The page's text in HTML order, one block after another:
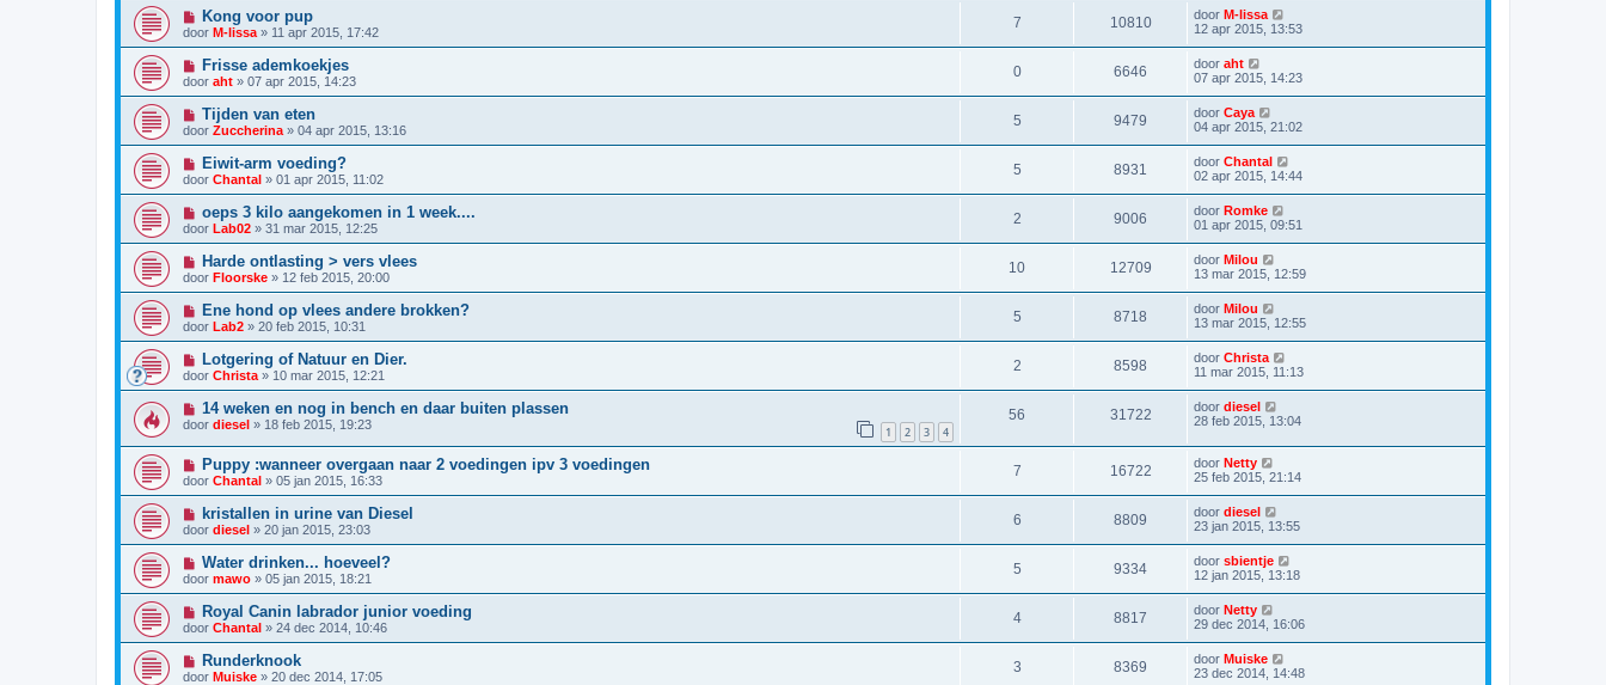
Kong voor pup
door M-lissa » 11 apr 2015, 17:42
7 10810 door M-lissa
12 apr 2015, 13:53
Frisse ademkoekjes
door aht » 07 apr 2015, 14:23
0 6646 door aht
07 apr 2015, 14:23
Tijden van eten
door Zuccherina » 04 apr 2015, 13:16
5 9479 door Caya
04 apr 2015, 21:02
Eiwit-arm voeding?
door Chantal » 01 apr 2015, 11:02
5 8931 door Chantal
02 apr 2015, 14:44
oeps 3 kilo aangekomen in 1 week....
door Lab02 » 31 mar 2015, 12:25
2 9006 door Romke
01 apr 2015, 09:51
Harde ontlasting > vers vlees
door Floorske » 12 feb 2015, 20:00
10 12709 door Milou
13 mar 2015, 12:59
Ene hond op vlees andere brokken?
door Lab2 » 20 feb 2015, 10:31
5 8718 door Milou
13 mar 2015, 12:55
Lotgering of Natuur en Dier.
door Christa » 10 mar 2015, 12:21
2 8598 door Christa
11 mar 2015, 11:13
14 weken en nog in bench en daar buiten plassen
door diesel » 18 feb 2015, 19:23 1 2 3 4
56 31722 door diesel
28 feb 2015, 13:04
Puppy :wanneer overgaan naar 2 voedingen ipv 3 voedingen
door Chantal » 05 jan 2015, 16:33
7 16722 door Netty
25 feb 2015, 21:14
kristallen in urine van Diesel
door diesel » 20 jan 2015, 23:03
6 8809 door diesel
23 jan 2015, 13:55
Water drinken... hoeveel?
door mawo » 05 jan 2015, 18:21
5 9334 door sbientje
12 jan 2015, 13:18
Royal Canin labrador junior voeding
door Chantal » 24 dec 2014, 10:46
4 8817 door Netty
29 dec 2014, 16:06
Runderknook
door Muiske » 20 dec 2014, 17:05
3 8369 door Muiske
23 dec 2014, 14:48